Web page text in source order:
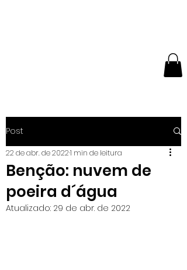
Post
Benção: nuvem de
poeira d´água
22 de abr. de 20221 min de leitura
Atualizado: 29 de abr. de 2022